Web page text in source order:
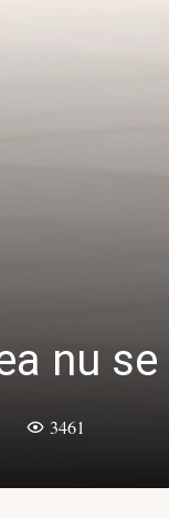
nu
3461